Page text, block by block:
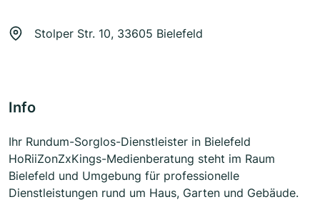
Stolper Str. 10, 33605 Bielefeld
Info
Ihr Rundum-Sorglos-Dienstleister in Bielefeld
HoRiiZonZxKings-Medienberatung steht im Raum
Bielefeld und Umgebung für professionelle
Dienstleistungen rund um Haus, Garten und Gebäude.